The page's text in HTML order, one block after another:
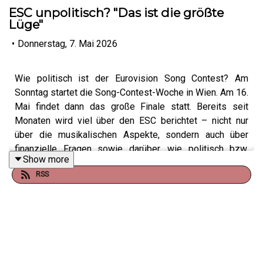
ESC unpolitisch? "Das ist die größte
Lüge"
• Donnerstag, 7. Mai 2026
Wie politisch ist der Eurovision Song Contest? Am
Sonntag startet die Song-Contest-Woche in Wien. Am 16.
Mai findet dann das große Finale statt. Bereits seit
Monaten wird viel über den ESC berichtet – nicht nur
über die musikalischen Aspekte, sondern auch über
finanzielle Fragen sowie darüber, wie politisch bzw.
unpolitisch dieses Musikgroßevent ist. Über diese
Punkte spricht der Studio KURIER-Host mit Kulturchef
Show more
RSS